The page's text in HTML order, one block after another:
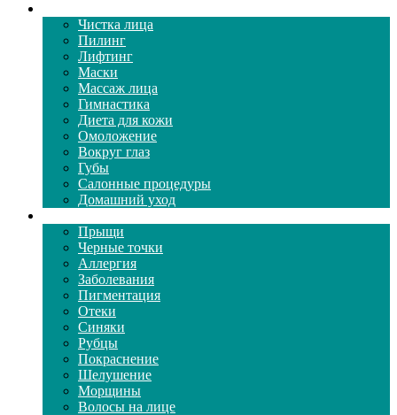
Чистка лица
Пилинг
Лифтинг
Маски
Массаж лица
Гимнастика
Диета для кожи
Омоложение
Вокруг глаз
Губы
Салонные процедуры
Домашний уход
Прыщи
Черные точки
Аллергия
Заболевания
Пигментация
Отеки
Синяки
Рубцы
Покраснение
Шелушение
Морщины
Волосы на лице